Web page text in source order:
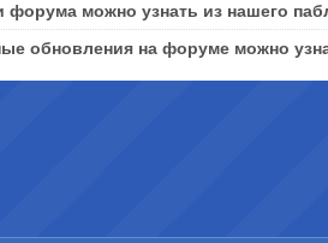
форума можно узнать из нашего
обновления на форуме можно